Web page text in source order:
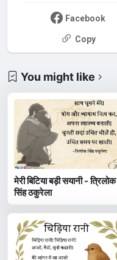
Facebook
Copy
You might like
मेरी बिटिया बड़ी सयानी - त्रिलोक
सिंह ठकुरेला